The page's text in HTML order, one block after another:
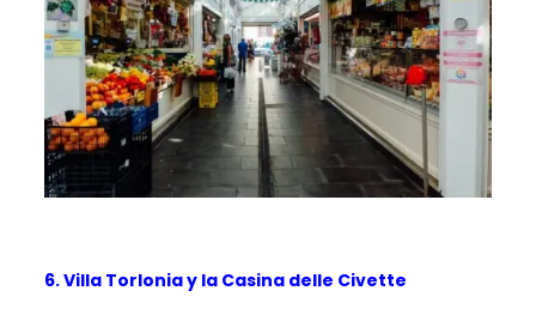
6. Villa Torlonia y la Casina delle Civette